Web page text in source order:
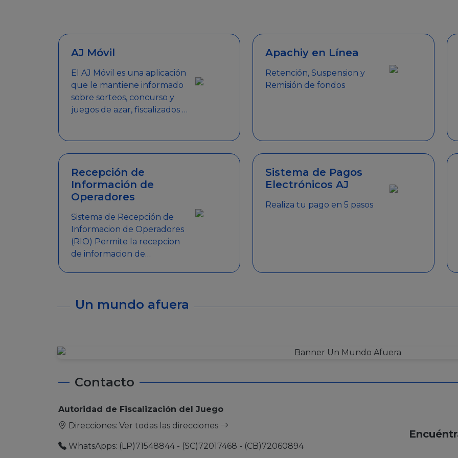
AJ Móvil
El AJ Móvil es una aplicación
que le mantiene informado
sobre sorteos, concurso y
juegos de azar, fiscalizados y
promoción empresarial o
palabra clave.
Apachiy en Línea
Retención, Suspension y
Remisión de fondos
Recepción de
Información de
Operadores
Sistema de Recepción de
Informacion de Operadores
(RIO) Permite la recepcion
de informacion de
significativos, entre otros.
Sistema de Pagos
Electrónicos AJ
Realiza tu pago en 5 pasos
Un mundo afuera
Contacto
Autoridad de Fiscalización del Juego
Direcciones: Ver todas las direcciones
WhatsApps: (LP)71548844 - (SC)72017468 - (CB)72060894